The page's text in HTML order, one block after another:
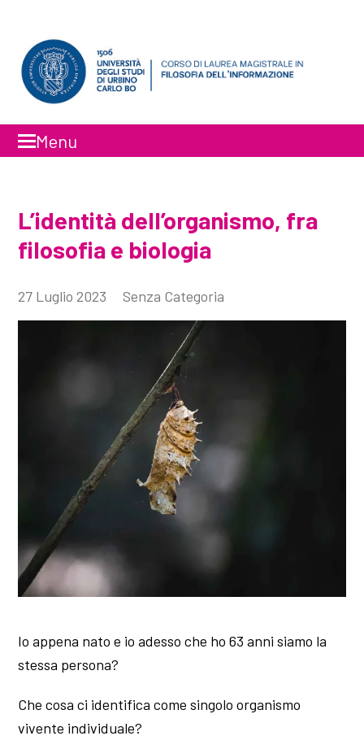
Menu
L’identità dell’organismo, fra
filosofia e biologia
27 Luglio 2023 Senza Categoria
Io appena nato e io adesso che ho 63 anni siamo la
stessa persona?
Che cosa ci identifica come singolo organismo
vivente individuale?